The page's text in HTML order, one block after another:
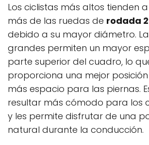
Los ciclistas más altos tienden
más de las ruedas de rodada
debido a su mayor diámetro.
grandes permiten un mayor
parte superior del cuadro, lo
proporciona una mejor
más espacio para las piernas.
resultar más cómodo para los
y les permite disfrutar de una
natural durante la conducción.